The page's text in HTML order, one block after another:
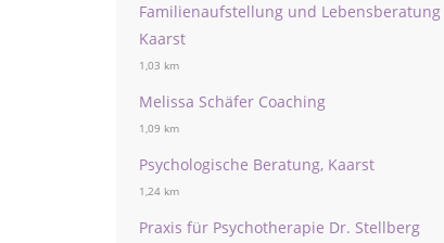
Familienaufstellung und Lebensberatung
Kaarst
1,03 km
Melissa Schäfer Coaching
1,09 km
Psychologische Beratung, Kaarst
1,24 km
Praxis für Psychotherapie Dr. Stellberg